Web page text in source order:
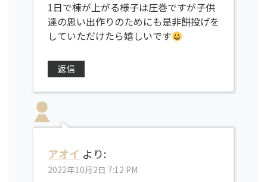
1日で棟が上がる様子は圧巻ですが子供
達の思い出作りのためにも是非餅投げを
していただけたら嬉しいです
返信
アオイ より:
2022年10月2日 7:12 PM